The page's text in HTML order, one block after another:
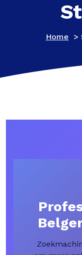
Home >